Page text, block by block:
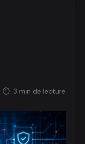
⏱ 3 min de lecture